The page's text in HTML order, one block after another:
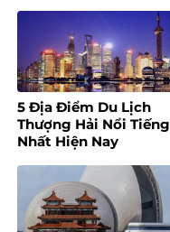
5 Địa Điểm Du Lịch
Thượng Hải Nổi Tiếng
Nhất Hiện Nay